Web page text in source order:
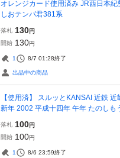
オレンジカード使用済み JR西日本紀
しおテンパ君381系
落札 130円
開始 130円
1 8/7 01:28終了
出品中の商品
【使用済】 スルッとKANSAI 近鉄
新年 2002 平成十四年 午年 たのしも
落札 100円
開始 100円
1 8/6 23:59終了